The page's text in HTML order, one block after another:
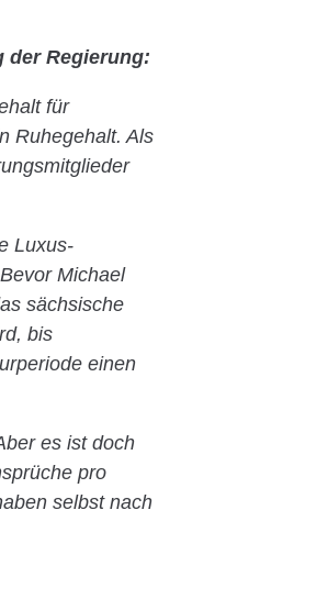
der Regierung:
für
Ruhegehalt. Als
Luxus-
Michael
sächsische
bis
einen
es ist doch
pro
selbst nach